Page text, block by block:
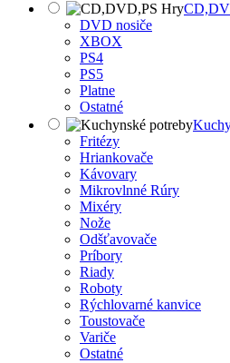
DVD nosiče
XBOX
PS4
PS5
Platne
Ostatné
Fritézy
Hriankovače
Kávovary
Mikrovlnné Rúry
Mixéry
Nože
Odšťavovače
Príbory
Riady
Roboty
Rýchlovarné kanvice
Toustovače
Variče
Ostatné